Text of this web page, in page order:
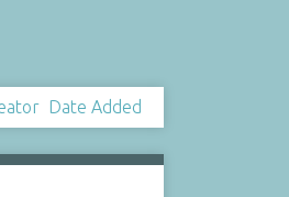
Date Added